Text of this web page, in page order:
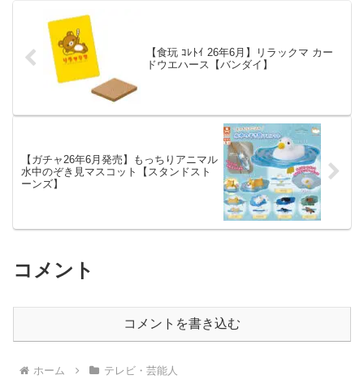
【食玩 ｺﾚﾄｲ 26年6月】リラックマ カー
ドウエハース【バンダイ】
【ガチャ26年6月発売】もっちりアニマル
水中のぞき見マスコット【スタンドスト
ーンズ】
コメント
コメントを書き込む
ホーム テレビ・芸能人